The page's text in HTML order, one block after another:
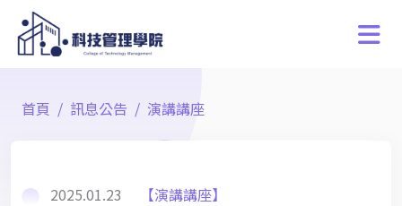
首頁 訊息公告 演講講座
2025.01.23 【演講講座】